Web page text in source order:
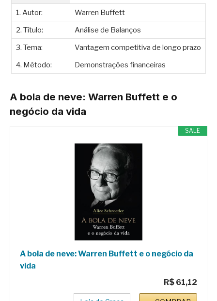
1. Autor:
Warren Buffett
2. Título:
Análise de Balanços
3. Tema:
Vantagem competitiva de longo prazo
4. Método:
Demonstrações financeiras
A bola de neve: Warren Buffett e o
negócio da vida
SALE
A bola de neve: Warren Buffett e o negócio da
vida
R$ 61,12